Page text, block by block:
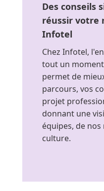
Des conseils
réussir votre
Infotel
Chez Infotel,
tout un
permet de
parcours, vos
projet
donnant une
équipes, de
culture.